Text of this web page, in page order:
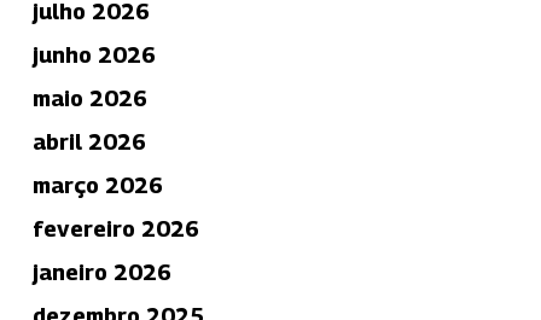
julho 2026
junho 2026
maio 2026
abril 2026
março 2026
fevereiro 2026
janeiro 2026